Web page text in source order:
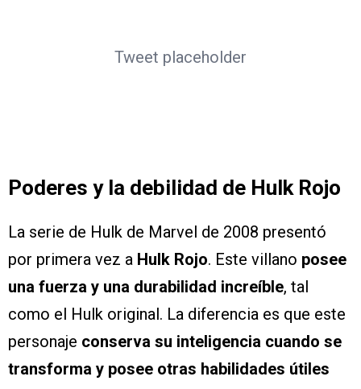
Tweet placeholder
Poderes y la debilidad de Hulk Rojo
La serie de Hulk de Marvel de 2008 presentó
por primera vez a Hulk Rojo. Este villano posee
una fuerza y una durabilidad increíble, tal
como el Hulk original. La diferencia es que este
personaje conserva su inteligencia cuando se
transforma y posee otras habilidades útiles